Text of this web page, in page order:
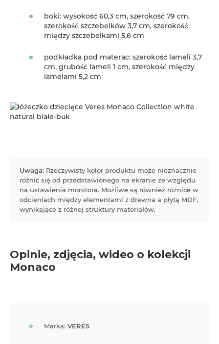
boki: wysokość 60,3 cm, szerokość 79 cm,
szerokość szczebelków 3,7 cm, szerokość
między szczebelkami 5,6 cm
podkładka pod materac: szerokość lameli 3,7
cm, grubość lameli 1 cm, szerokość między
lamelami 5,2 cm
Uwaga: Rzeczywisty kolor produktu może nieznacznie
różnić się od przedstawionego na ekranie ze względu
na ustawienia monitora. Możliwe są również różnice w
odcieniach między elementami z drewna a płytą MDF,
wynikające z różnej struktury materiałów.
Opinie, zdjęcia, wideo o kolekcji
Monaco
Marka: VERES